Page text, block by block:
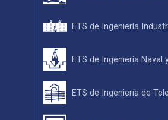
ETS de Ingeniería
ETS de Ingeniería Naval
ETS de Ingeniería de